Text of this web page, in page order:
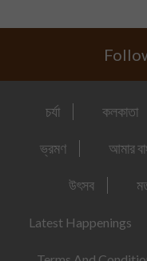
চর্যা কলকাতা
ভ্রমণ আমার
উৎসব
Latest Happenings